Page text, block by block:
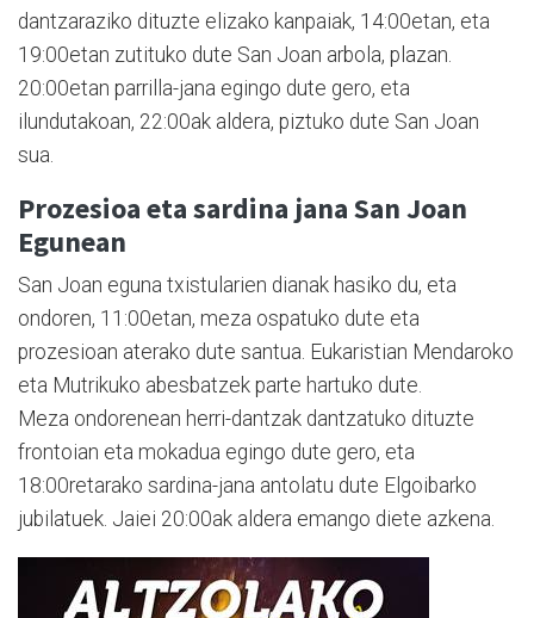
dantzaraziko dituzte elizako kanpaiak, 14:00etan, eta
19:00etan zutituko dute San Joan arbola, plazan.
20:00etan parrilla-jana egingo dute gero, eta
ilundutakoan, 22:00ak aldera, piztuko dute San Joan
sua.
Prozesioa eta sardina jana San Joan
Egunean
San Joan eguna txistularien dianak hasiko du, eta
ondoren, 11:00etan, meza ospatuko dute eta
prozesioan aterako dute santua. Eukaristian Mendaroko
eta Mutrikuko abesbatzek parte hartuko dute.
Meza ondorenean herri-dantzak dantzatuko dituzte
frontoian eta mokadua egingo dute gero, eta
18:00retarako sardina-jana antolatu dute Elgoibarko
jubilatuek. Jaiei 20:00ak aldera emango diete azkena.